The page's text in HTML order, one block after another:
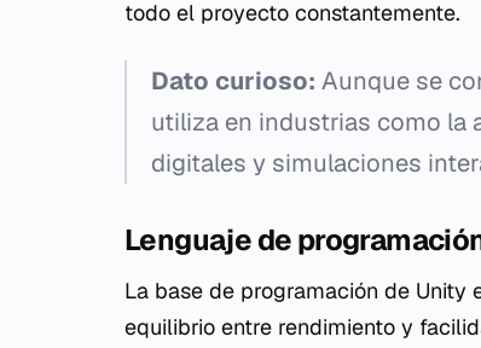
todo el proyecto constantemente.
Dato curioso: Aunque se
utiliza en industrias como la
digitales y simulaciones
Lenguaje de
La base de programación de Unity
equilibrio entre rendimiento y